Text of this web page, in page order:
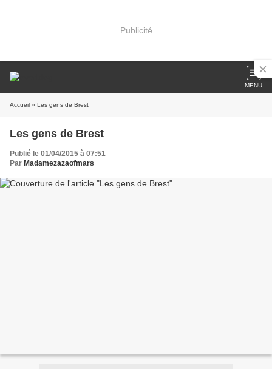
Publicité
MENU
Accueil » Les gens de Brest
Les gens de Brest
Publié le 01/04/2015 à 07:51
Par Madamezazaofmars